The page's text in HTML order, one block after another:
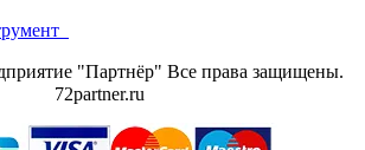
"Партнёр" Все права защищены.
72partner.ru